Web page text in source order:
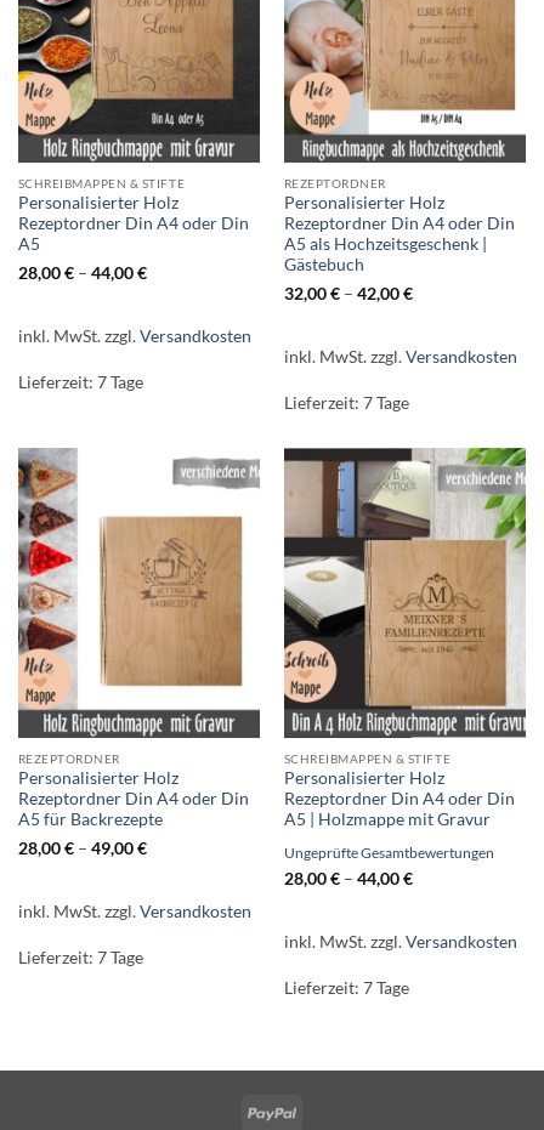
SCHREIBMAPPEN & STIFTE
Personalisierter Holz
Rezeptordner Din A4 oder Din
A5
28,00€– 44,00€
inkl. MwSt.zzgl.Versandkosten
Lieferzeit: 7 Tage
REZEPTORDNER
Personalisierter Holz
Rezeptordner Din A4 oder Din
A5 als Hochzeitsgeschenk |
Gästebuch
32,00€– 42,00€
inkl. MwSt.zzgl.Versandkosten
Lieferzeit: 7 Tage
REZEPTORDNER
Personalisierter Holz
Rezeptordner Din A4 oder Din
A5 für Backrezepte
28,00€– 49,00€
inkl. MwSt.zzgl.Versandkosten
Lieferzeit: 7 Tage
SCHREIBMAPPEN & STIFTE
Personalisierter Holz
Rezeptordner Din A4 oder Din
A5 | Holzmappe mit Gravur
Ungeprüfte Gesamtbewertungen
28,00€– 44,00€
inkl. MwSt.zzgl.Versandkosten
Lieferzeit: 7 Tage
PayPal